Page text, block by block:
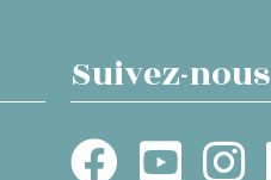
Suivez-nous